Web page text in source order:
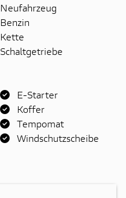
Neufahrzeug
Benzin
Kette
Schaltgetriebe
E-Starter
Koffer
Tempomat
Windschutzscheibe